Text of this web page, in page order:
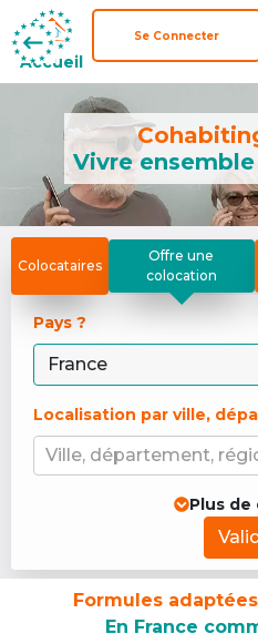
Accueil
Se Connecter
Accueil
Se Connecter
Vivre
Colocataires
Offre une
colocation
Pays ?
Localisation par ville,
Ville, département,
Plus
Formules
En France